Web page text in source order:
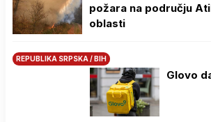
požara na području
oblasti
REPUBLIKA SRPSKA / BIH
Glovo